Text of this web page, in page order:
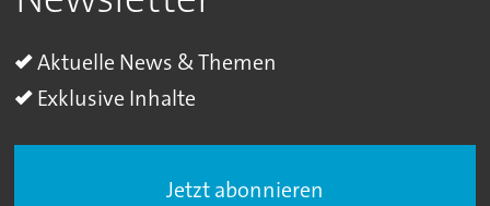
Aktuelle News & Themen
Exklusive Inhalte
Jetzt abonnieren